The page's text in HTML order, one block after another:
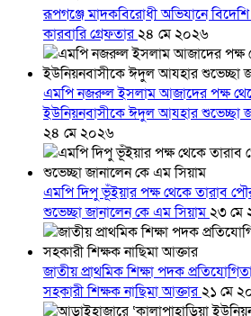
রূপগঞ্জে মাদকবিরোধী অভিযানে
কারবারি গ্রেফতার২৪ মে ২০২৬
এমপি নজরুল ইসলাম আজাদের পক্ষ
ইউনিয়নবাসীকে ঈদুল আযহার শুভেচ্ছা
২৪ মে ২০২৬
এমপি দিপু ভূঁইয়ার পক্ষ থেকে তারাব
শুভেচ্ছা জানালেন কে এম সিয়াম২৩ মে
জাতীয় প্রাথমিক শিক্ষা পদক
সহকারী শিক্ষক নাছিমা আক্তার২১ মে